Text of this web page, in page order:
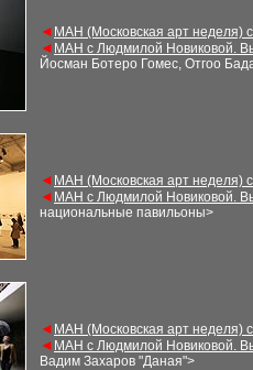
◄ МАН (Московская арт неделя)
◄ МАН с Людмилой Новиковой.
Йосман Ботеро Гомес, Отгоо
◄ МАН (Московская арт неделя)
◄ МАН с Людмилой Новиковой.
национальные павильоны>
◄ МАН (Московская арт неделя)
◄ МАН с Людмилой Новиковой.
Вадим Захаров "Даная">